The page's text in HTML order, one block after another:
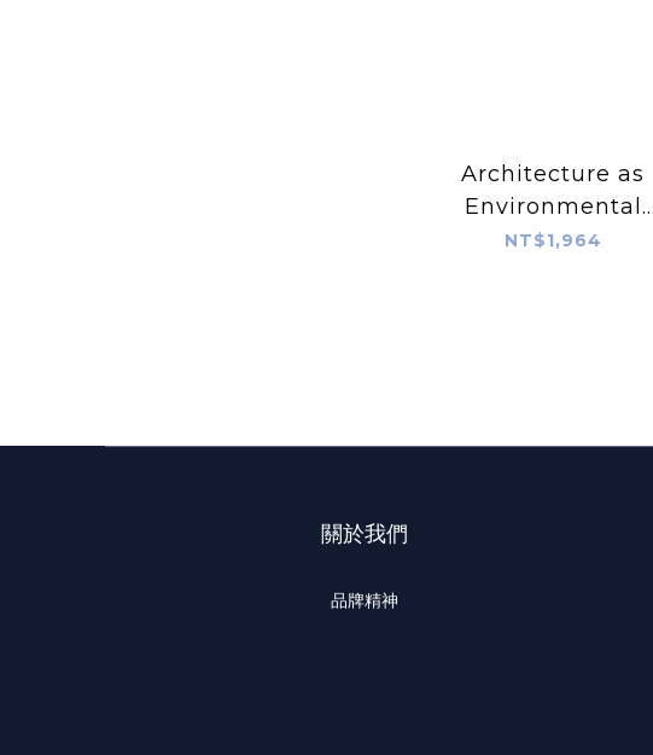
Architecture as
Environmental
Media: Rendering
NT$1,964
關於我們
品牌精神